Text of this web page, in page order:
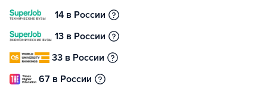
14 в России
13 в России
33 в России
67 в России